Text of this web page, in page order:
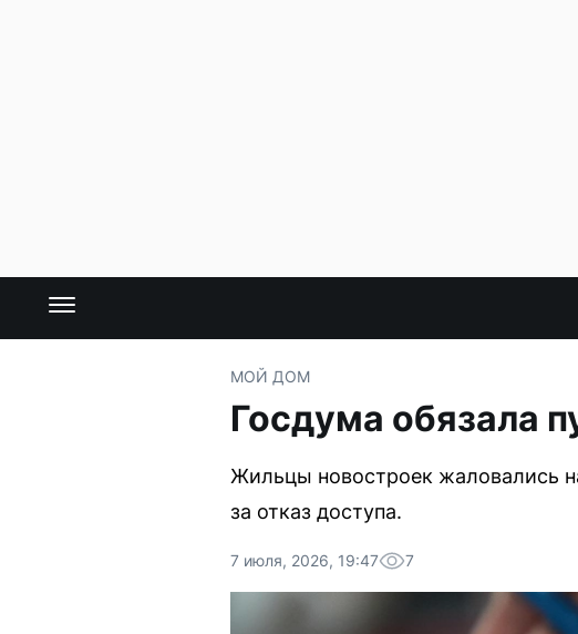
МОЙ ДОМ
Госдума обязала
Жильцы новостроек жаловались
за отказ доступа.
7 июля, 2026, 19:47 7